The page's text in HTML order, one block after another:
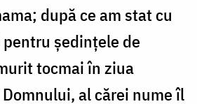
după ce am stat cu
pentru ședințele de
tocmai în ziua
al cărei nume îl